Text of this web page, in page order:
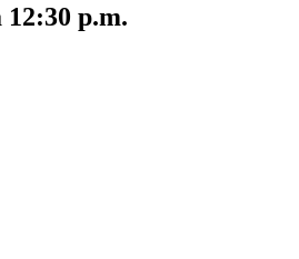
12:30 p.m.